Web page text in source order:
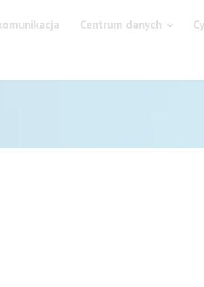
Centrum danych